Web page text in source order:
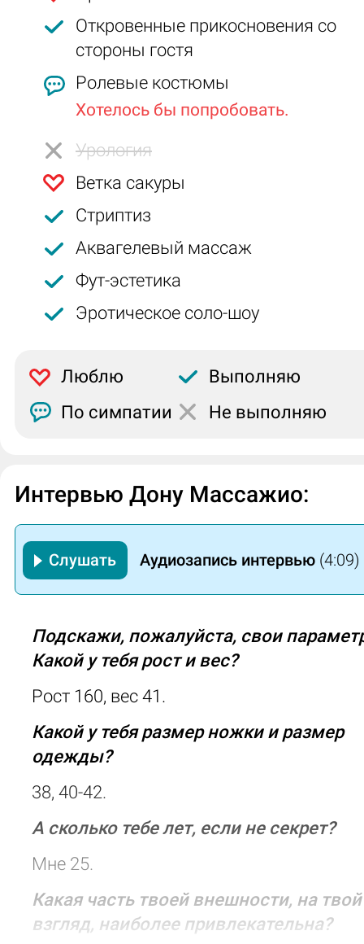
Откровенные прикосновения со
стороны гостя
Ролевые костюмы
Хотелось бы попробовать.
Урология
Ветка сакуры
Стриптиз
Аквагелевый массаж
Фут-эстетика
Эротическое соло-шоу
Люблю
Выполняю
По симпатии
Не выполняю
Интервью Дону Массажио:
Аудиозапись интервью (4:09)
Слушать
Подскажи, пожалуйста, свои
Какой у тебя рост и вес?
Рост 160, вес 41.
Какой у тебя размер ножки и размер
одежды?
38, 40-42.
А сколько тебе лет, если не секрет?
Мне 25.
Какая часть твоей внешности, на твой
взгляд, наиболее привлекательна?